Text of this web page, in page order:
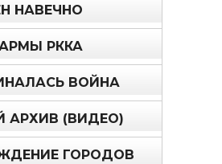
НАВЕЧНО
РККА
ВОЙНА
АРХИВ (ВИДЕО)
ГОРОДОВ